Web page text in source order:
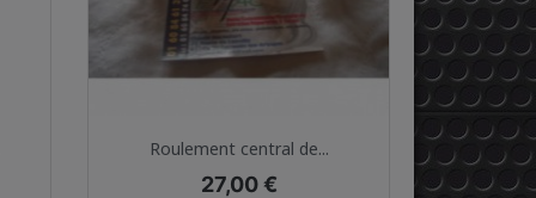
Aperçu rapide
Roulement central de...
Prix
27,00 €